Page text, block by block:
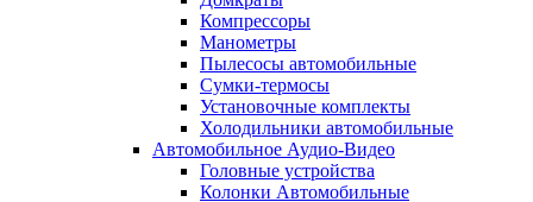
Компрессоры
Манометры
Пылесосы автомобильные
Сумки-термосы
Установочные комплекты
Холодильники автомобильные
Автомобильное Аудио-Видео
Головные устройства
Колонки Автомобильные